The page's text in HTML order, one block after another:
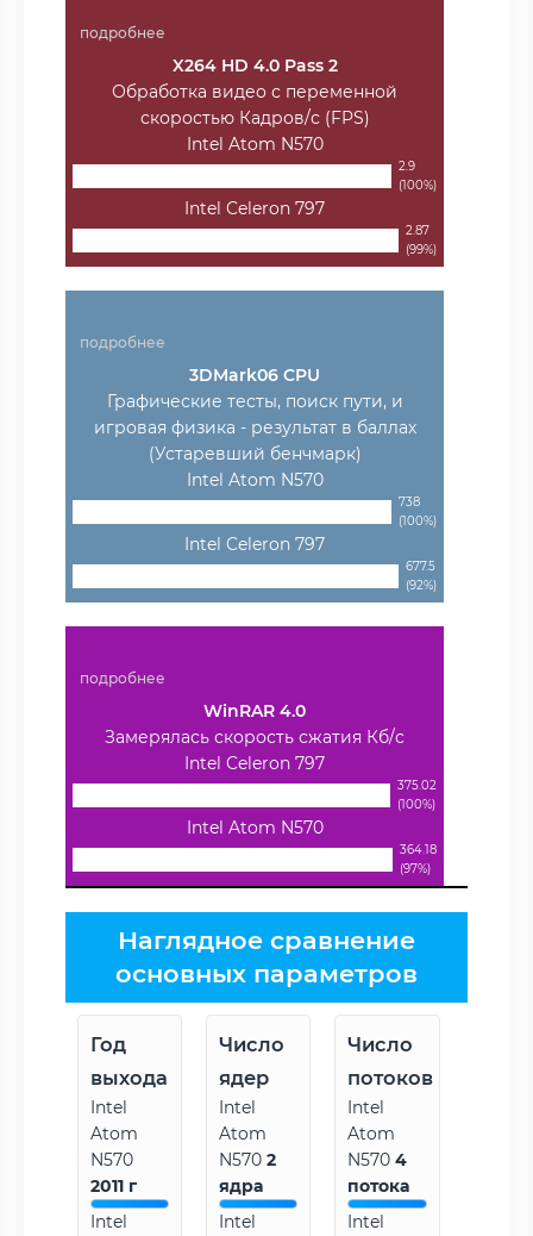
подробнее
X264 HD 4.0 Pass 2
Обработка видео с переменной
скоростью Кадров/с (FPS)
Intel Atom N570
2.9
(100%)
Intel Celeron 797
2.87
(99%)
подробнее
3DMark06 CPU
Графические тесты, поиск пути, и
игровая физика - результат в баллах
(Устаревший бенчмарк)
Intel Atom N570
738
(100%)
Intel Celeron 797
677.5
(92%)
подробнее
WinRAR 4.0
Замерялась скорость сжатия Кб/с
Intel Celeron 797
375.02
(100%)
Intel Atom N570
364.18
(97%)
Наглядное сравнение
основных параметров
Год
выхода
Intel
Atom
N570
2011 г
Intel
Число
ядер
Intel
Atom
N5702
ядра
Intel
Число
потоков
Intel
Atom
N5704
потока
Intel